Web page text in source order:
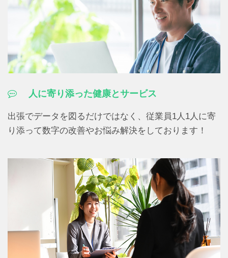
人に寄り添った健康とサービス
出張でデータを図るだけではなく、従業員1人1人に寄
り添って数字の改善やお悩み解決をしております！